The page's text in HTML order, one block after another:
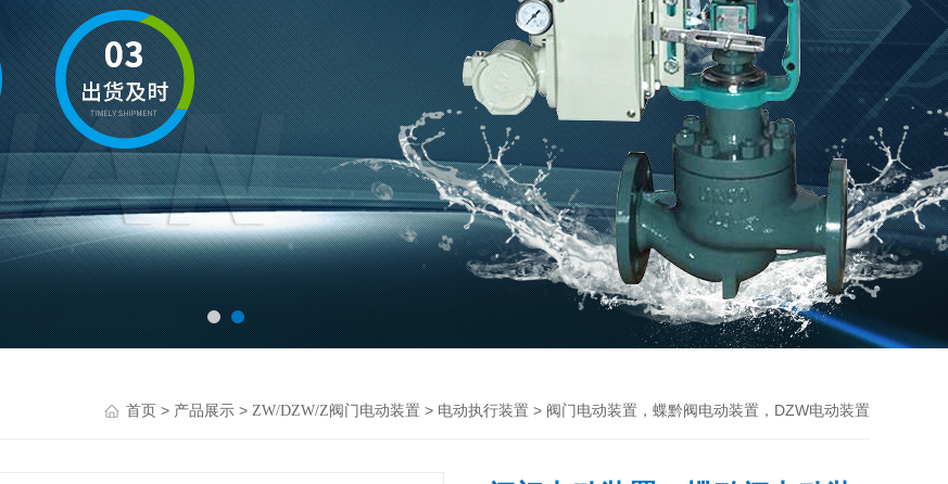
首页 > 产品展示 > ZW/DZW/Z阀门电动装置 > 电动执行装置 > 阀门电动装置，蝶黔阀电动装置，DZW电动装置